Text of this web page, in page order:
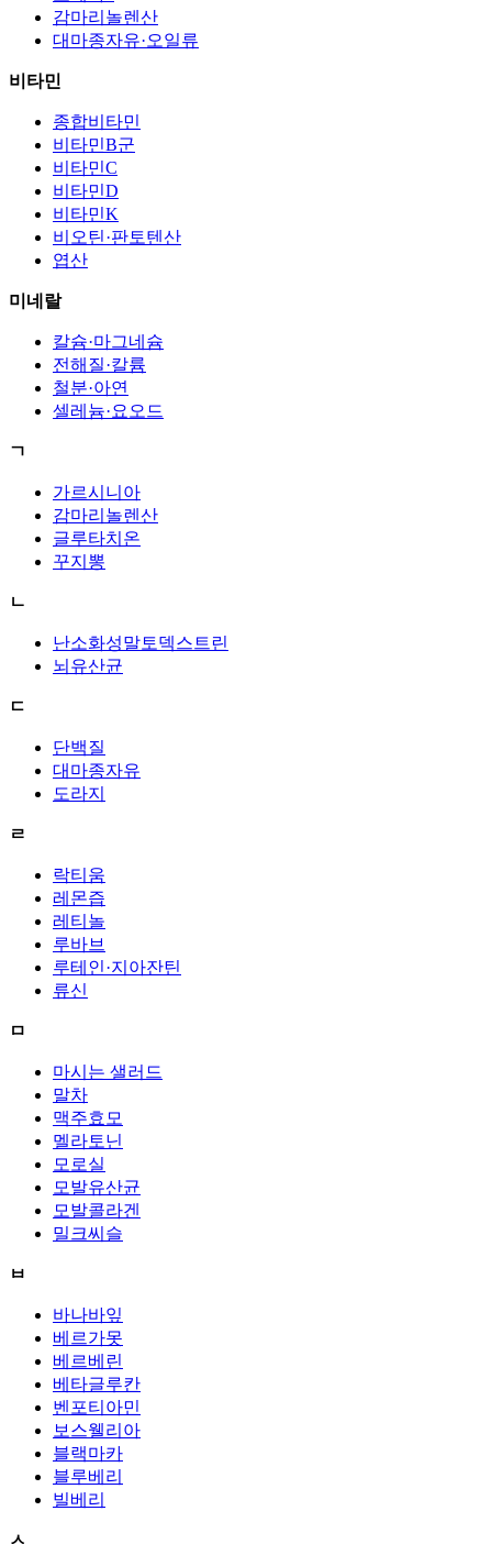
감마리놀렌산
대마종자유·오일류
비타민
종합비타민
비타민B군
비타민C
비타민D
비타민K
비오틴·판토텐산
엽산
미네랄
칼슘·마그네슘
전해질·칼륨
철분·아연
셀레늄·요오드
ㄱ
가르시니아
감마리놀렌산
글루타치온
꾸지뽕
ㄴ
난소화성말토덱스트린
뇌유산균
ㄷ
단백질
대마종자유
도라지
ㄹ
락티움
레몬즙
레티놀
루바브
루테인·지아잔틴
류신
ㅁ
마시는 샐러드
말차
맥주효모
멜라토닌
모로실
모발유산균
모발콜라겐
밀크씨슬
ㅂ
바나바잎
베르가못
베르베린
베타글루칸
벤포티아민
보스웰리아
블랙마카
블루베리
빌베리
ㅅ